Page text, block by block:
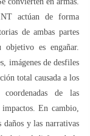
actúan de forma
de ambas partes
es engañar.
imágenes de desfiles
total causada a los
de las
En cambio,
daños y las narrativas